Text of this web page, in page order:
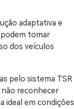
adaptativa e
tomar
dos veículos
pelo sistema TSR
não reconhecer
ideal em condições